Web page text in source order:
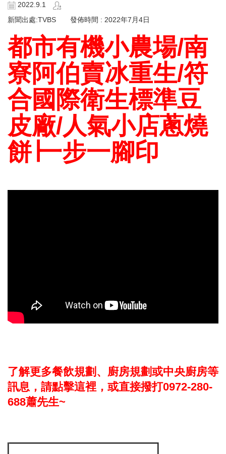
2022.9.1
新聞出處:TVBS 發佈時間 : 2022年7月4日
都市有機小農場/南
寮阿伯賣冰重生/符
合國際衛生標準豆
皮廠/人氣小店蔥燒
餅∣一步一腳印
了解更多餐飲規劃、廚房規劃或中央廚房等
訊息，請點擊這裡，或直接撥打0972-280-
688蕭先生~